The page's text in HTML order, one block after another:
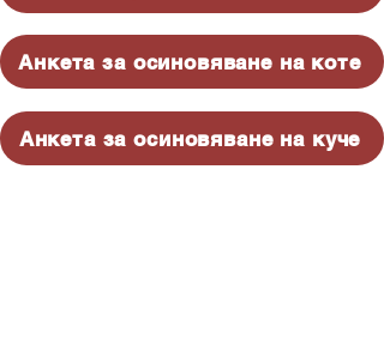
Анкета за осиновяване на коте
Анкета за осиновяване на куче